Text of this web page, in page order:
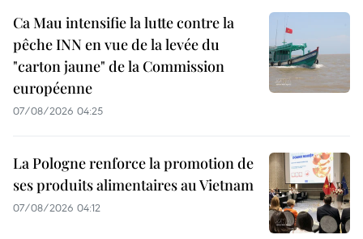
Ca Mau intensifie la lutte contre la
pêche INN en vue de la levée du
"carton jaune" de la Commission
européenne
07/08/2026 04:25
La Pologne renforce la promotion de
ses produits alimentaires au Vietnam
07/08/2026 04:12